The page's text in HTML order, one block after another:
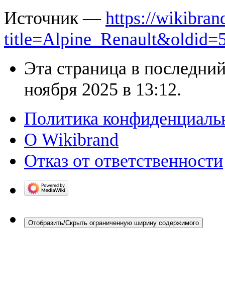
Источник — https://
Эта страница в
ноября 2025 в 13:12.
Политика
О Wikibrand
Отказ от ответственности
Отобразить/Скрыть ограниченную ширину содержимого